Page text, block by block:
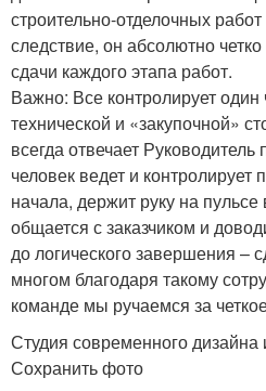
строительно-отделочных
следствие, он абсолютно
сдачи каждого этапа работ.
Важно: Все контролирует
технической и «закупочной»
всегда отвечает
человек ведет и контролирует
начала, держит руку на
общается с заказчиком и
до логического завершения –
многом благодаря такому
команде мы ручаемся за
Студия современного
Сохранить фото